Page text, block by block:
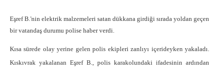
Eşref B.'nin elektrik malzemeleri satan dükkana girdiği sırada yoldan geçen
bir vatandaş durumu polise haber verdi.
Kısa sürede olay yerine gelen polis ekipleri zanlıyı içerideyken yakaladı.
Kıskıvrak yakalanan Eşref B., polis karakolundaki ifadesinin ardından